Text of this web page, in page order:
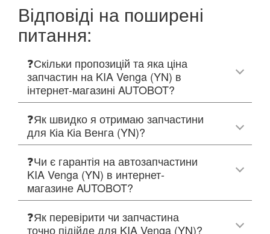
Відповіді на поширені
питання:
❓Скільки пропозицій та яка ціна
запчастин на KIA Venga (YN) в
інтернет-магазині AUTOBOT?
❓Як швидко я отримаю запчастини
для Кіа Кіа Венга (YN)?
❓Чи є гарантія на автозапчастини
KIA Venga (YN) в интернет-
магазине AUTOBOT?
❓Як перевірити чи запчастина
точно підійде для KIA Venga (YN)?